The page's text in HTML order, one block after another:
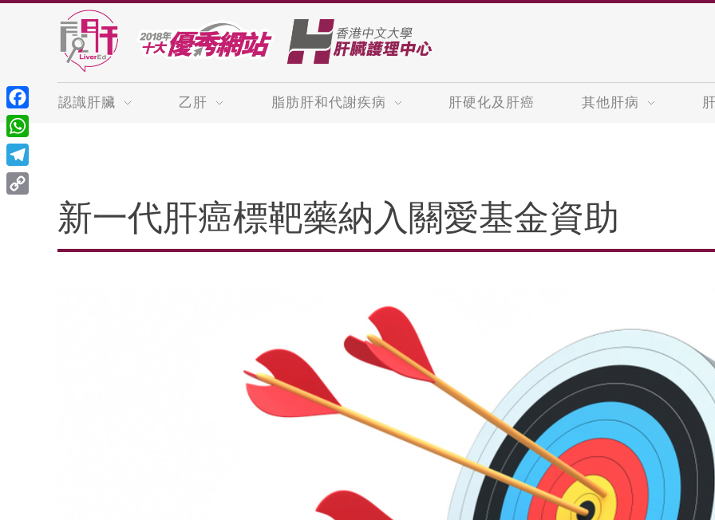
認識肝臟 乙肝 脂肪肝和代謝疾病 肝硬化及肝癌 其他肝病
新一代肝癌標靶藥納入關愛基金資助
Facebook
WhatsApp
Telegram